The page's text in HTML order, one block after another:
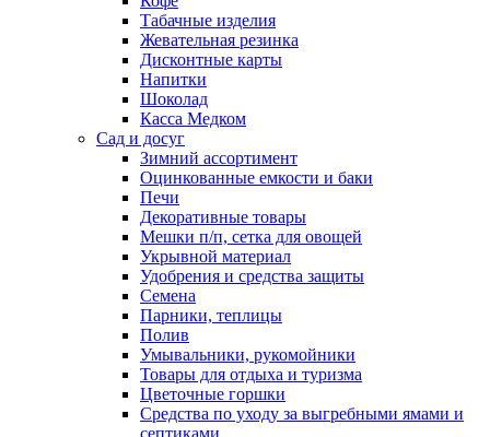
Табачные изделия
Жевательная резинка
Дисконтные карты
Напитки
Шоколад
Касса Медком
Сад и досуг
Зимний ассортимент
Оцинкованные емкости и баки
Печи
Декоративные товары
Мешки п/п, сетка для овощей
Укрывной материал
Удобрения и средства защиты
Семена
Парники, теплицы
Полив
Умывальники, рукомойники
Товары для отдыха и туризма
Цветочные горшки
Средства по уходу за выгребными ямами и
септиками